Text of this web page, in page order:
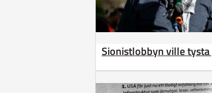
Sionistlobbyn ville